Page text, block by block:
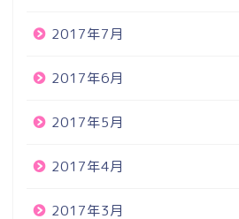
2017年7月
2017年6月
2017年5月
2017年4月
2017年3月